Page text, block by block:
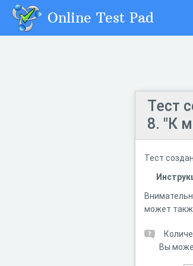
Online Test Pad
Тест
8. "К
Тест
может
Вы